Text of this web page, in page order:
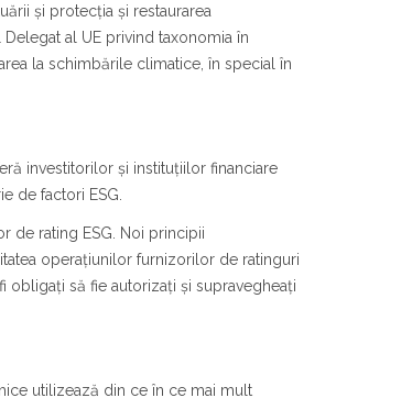
și protecția și restaurarea
al UE privind taxonomia în
la schimbările climatice, în special în
investitorilor și instituțiilor financiare
de factori ESG.
de rating ESG. Noi principii
operațiunilor furnizorilor de ratinguri
obligați să fie autorizați și supravegheați
utilizează din ce în ce mai mult